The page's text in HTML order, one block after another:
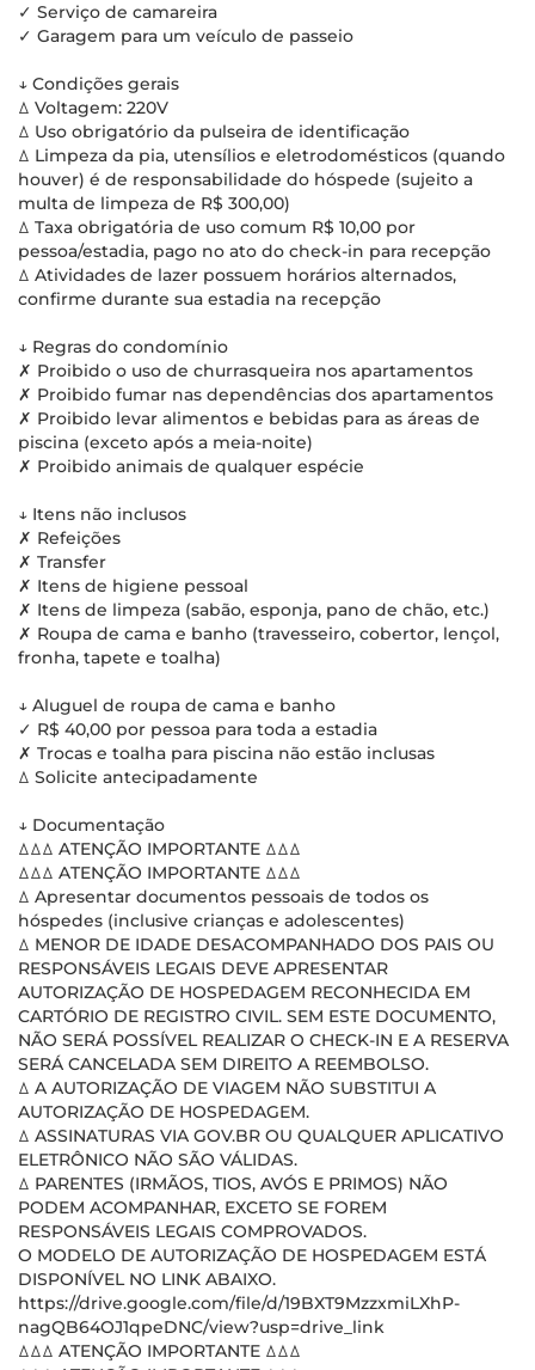
✓ Serviço de camareira
✓ Garagem para um veículo de passeio
↓ Condições gerais
ꕔ Voltagem: 220V
ꕔ Uso obrigatório da pulseira de identificação
ꕔ Limpeza da pia, utensílios e eletrodomésticos (quando
houver) é de responsabilidade do hóspede (sujeito a
multa de limpeza de R$ 300,00)
ꕔ Taxa obrigatória de uso comum R$ 10,00 por
pessoa/estadia, pago no ato do check-in para recepção
ꕔ Atividades de lazer possuem horários alternados,
confirme durante sua estadia na recepção
↓ Regras do condomínio
✗ Proibido o uso de churrasqueira nos apartamentos
✗ Proibido fumar nas dependências dos apartamentos
✗ Proibido levar alimentos e bebidas para as áreas de
piscina (exceto após a meia-noite)
✗ Proibido animais de qualquer espécie
↓ Itens não inclusos
✗ Refeições
✗ Transfer
✗ Itens de higiene pessoal
✗ Itens de limpeza (sabão, esponja, pano de chão, etc.)
✗ Roupa de cama e banho (travesseiro, cobertor, lençol,
fronha, tapete e toalha)
↓ Aluguel de roupa de cama e banho
✓ R$ 40,00 por pessoa para toda a estadia
✗ Trocas e toalha para piscina não estão inclusas
ꕔ Solicite antecipadamente
↓ Documentação
ꕔꕔꕔ ATENÇÃO IMPORTANTE ꕔꕔꕔ
ꕔꕔꕔ ATENÇÃO IMPORTANTE ꕔꕔꕔ
ꕔ Apresentar documentos pessoais de todos os
hóspedes (inclusive crianças e adolescentes)
ꕔ MENOR DE IDADE DESACOMPANHADO DOS PAIS OU
RESPONSÁVEIS LEGAIS DEVE APRESENTAR
AUTORIZAÇÃO DE HOSPEDAGEM RECONHECIDA EM
CARTÓRIO DE REGISTRO CIVIL. SEM ESTE DOCUMENTO,
NÃO SERÁ POSSÍVEL REALIZAR O CHECK-IN E A RESERVA
SERÁ CANCELADA SEM DIREITO A REEMBOLSO.
ꕔ A AUTORIZAÇÃO DE VIAGEM NÃO SUBSTITUI A
AUTORIZAÇÃO DE HOSPEDAGEM.
ꕔ ASSINATURAS VIA GOV.BR OU QUALQUER APLICATIVO
ELETRÔNICO NÃO SÃO VÁLIDAS.
ꕔ PARENTES (IRMÃOS, TIOS, AVÓS E PRIMOS) NÃO
PODEM ACOMPANHAR, EXCETO SE FOREM
RESPONSÁVEIS LEGAIS COMPROVADOS.
O MODELO DE AUTORIZAÇÃO DE HOSPEDAGEM ESTÁ
DISPONÍVEL NO LINK ABAIXO.
https://drive.google.com/file/d/19BXT9MzzxmiLXhP-
nagQB64OJ1qpeDNC/view?usp=drive_link
ꕔꕔꕔ ATENÇÃO IMPORTANTE ꕔꕔꕔ